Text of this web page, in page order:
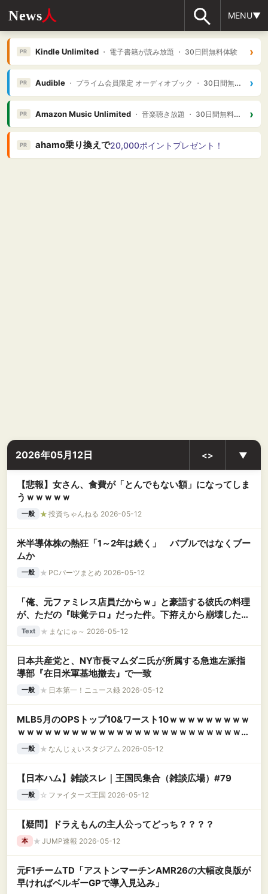
News人 MENU▼
PR Kindle Unlimited・ 電子書籍が読み放題 ・ 30日間無料体験 ›
PR Audible・ プライム会員限定 オーディオブック ・ 30日間無料体験 ›
PR Amazon Music Unlimited・ 音楽聴き放題 ・ 30日間無料体験 ›
PR ahamo乗り換えで20,000ポイントプレゼント！
2026年05月12日 <> ▼
【悲報】女さん、食費が「とんでもない額」になってしま
うｗｗｗｗｗ
一般 ★ 投資ちゃんねる 2026-05-12
米半導体株の熱狂「1～2年は続く」 バブルではなくブー
ムか
一般 ★ PCパーツまとめ 2026-05-12
「俺、元ファミレス店員だからｗ」と豪語する彼氏の料理
が、ただの『味覚テロ』だった件。下拵えから崩壊した創
作料理（笑）を振る舞うくせに、私の料理にはプロ気取り
Text ★ まなにゅ～ 2026-05-12
日本共産党と、NY市長マムダニ氏が所属する急進左派指
導部『在日米軍基地撤去』で一致
一般 ★ 日本第一！ニュース録 2026-05-12
MLB5月のOPSトップ10&ワースト10ｗｗｗｗｗｗｗｗｗ
ｗｗｗｗｗｗｗｗｗｗｗｗｗｗｗｗｗｗｗｗｗｗｗｗｗｗ
ｗｗｗｗｗｗｗ
一般 ★ なんじぇいスタジアム 2026-05-12
【日本ハム】雑談スレ｜王国民集合（雑談広場）#79
一般 ☆ ファイターズ王国 2026-05-12
【疑問】ドラえもんの主人公ってどっち？？？？
本 ★ JUMP速報 2026-05-12
元F1チームTD「アストンマーチンAMR26の大幅改良版が
早ければベルギーGPで導入見込み」